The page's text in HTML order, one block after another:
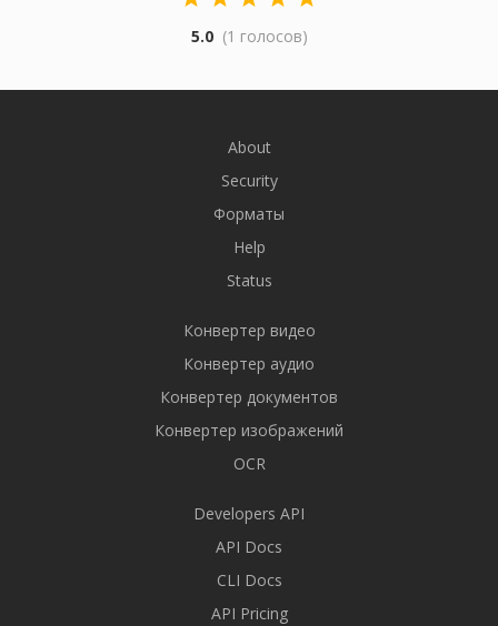
5.0 (1 голосов)
About
Security
Форматы
Help
Status
Конвертер видео
Конвертер аудио
Конвертер документов
Конвертер изображений
OCR
Developers API
API Docs
CLI Docs
API Pricing